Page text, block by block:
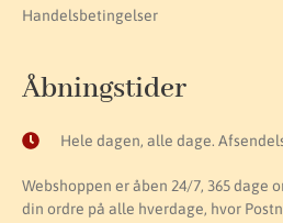
Handelsbetingelser
Åbningstider
Hele dagen, alle dage.
Webshoppen er åben 24/7, 365 dage
din ordre på alle hverdage, hvor